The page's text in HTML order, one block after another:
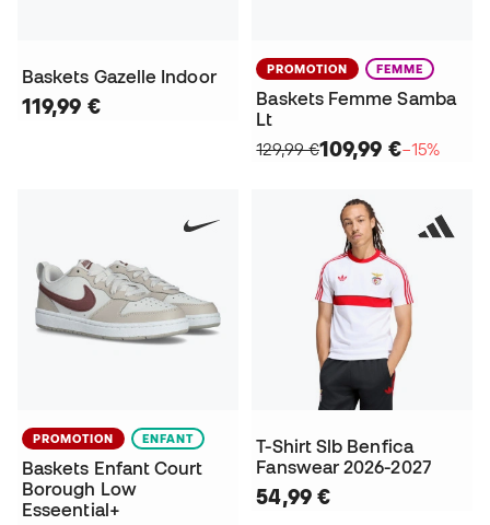
Baskets Gazelle Indoor
119,99 €
PROMOTION FEMME
Baskets Femme Samba
Lt
129,99 €109,99 €−15%
PROMOTION ENFANT
Baskets Enfant Court
Borough Low
Esseential+
T-Shirt Slb Benfica
Fanswear 2026-2027
54,99 €